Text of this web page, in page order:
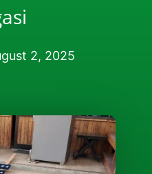
2, 2025